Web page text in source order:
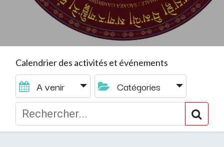
Calendrier des activités et événements
A venir Catégories